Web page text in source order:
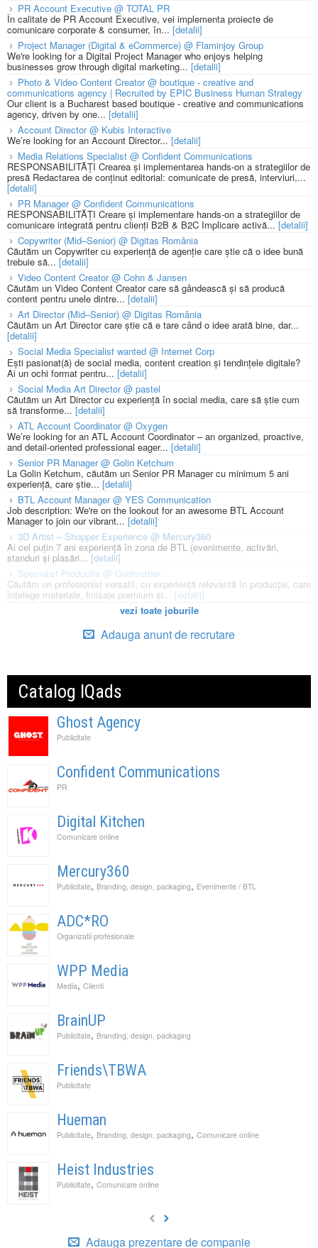
PR Account Executive @ TOTAL PR
În calitate de PR Account Executive, vei implementa proiecte de
comunicare corporate & consumer, în... [detalii]
Project Manager (Digital & eCommerce) @ Flaminjoy Group
We're looking for a Digital Project Manager who enjoys helping
businesses grow through digital marketing... [detalii]
Photo & Video Content Creator @ boutique - creative and
communications agency | Recruited by EPIC Business Human Strategy
Our client is a Bucharest based boutique - creative and communications
agency, driven by one... [detalii]
Account Director @ Kubis Interactive
We’re looking for an Account Director... [detalii]
Media Relations Specialist @ Confident Communications
RESPONSABILITĂȚI Crearea și implementarea hands-on a strategiilor de
presă Redactarea de conținut editorial: comunicate de presă, interviuri,...
[detalii]
PR Manager @ Confident Communications
RESPONSABILITĂȚI Creare și implementare hands-on a strategiilor de
comunicare integrată pentru clienți B2B & B2C Implicare activă... [detalii]
Copywriter (Mid–Senior) @ Digitas România
Căutăm un Copywriter cu experiență de agenție care știe că o idee bună
trebuie să... [detalii]
Video Content Creator @ Cohn & Jansen
Căutăm un Video Content Creator care să gândească și să producă
content pentru unele dintre... [detalii]
Art Director (Mid–Senior) @ Digitas România
Căutăm un Art Director care știe că e tare când o idee arată bine, dar...
[detalii]
Social Media Specialist wanted @ Internet Corp
Ești pasionat(ă) de social media, content creation și tendințele digitale?
Ai un ochi format pentru... [detalii]
Social Media Art Director @ pastel
Căutăm un Art Director cu experiență în social media, care să știe cum
să transforme... [detalii]
ATL Account Coordinator @ Oxygen
We’re looking for an ATL Account Coordinator – an organized, proactive,
and detail-oriented professional eager... [detalii]
Senior PR Manager @ Golin Ketchum
La Golin Ketchum, căutăm un Senior PR Manager cu minimum 5 ani
experiență, care știe... [detalii]
BTL Account Manager @ YES Communication
Job description: We're on the lookout for an awesome BTL Account
Manager to join our vibrant... [detalii]
3D Artist – Shopper Experience @ Mercury360
Ai cel puțin 7 ani experiență în zona de BTL (evenimente, activări,
standuri și plasări...[detalii]
Specialist Productie @ Godmother
Căutăm un profesionist versatil, cu experiență relevantă în producție, care
înțelege materiale, finisaje premium și... [detalii]
vezi toate joburile
Adauga anunt de recrutare
Catalog IQads
Ghost Agency
Publicitate
Confident Communications
PR
Digital Kitchen
Comunicare online
Mercury360
Publicitate, Branding, design, packaging, Evenimente / BTL
ADC*RO
Organizatii profesionale
WPP Media
Media, Clienti
BrainUP
Publicitate, Branding, design, packaging
Friends\TBWA
Publicitate
Hueman
Publicitate, Branding, design, packaging, Comunicare online
Heist Industries
Publicitate, Comunicare online
Adauga prezentare de companie